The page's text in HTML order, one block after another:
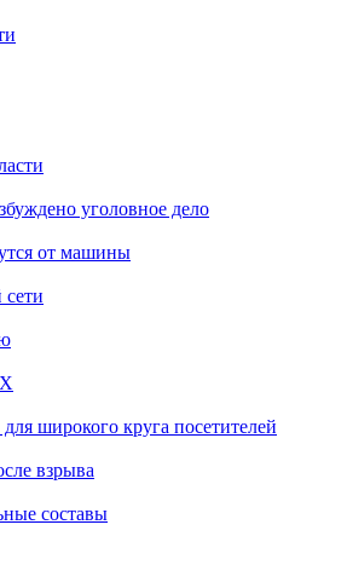
уголовное дело
от машины
широкого круга посетителей
взрыва
составы